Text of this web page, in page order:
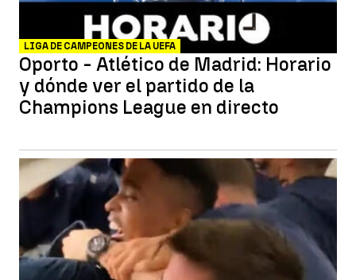
LIGA DE CAMPEONES DE LA UEFA
Oporto - Atlético de Madrid: Horario
y dónde ver el partido de la
Champions League en directo